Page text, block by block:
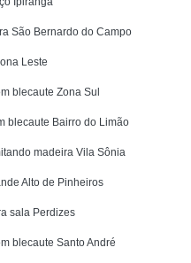
São Bernardo do Campo
Leste
blecaute Zona Sul
blecaute Bairro do Limão
madeira Vila Sônia
Alto de Pinheiros
sala Perdizes
blecaute Santo André